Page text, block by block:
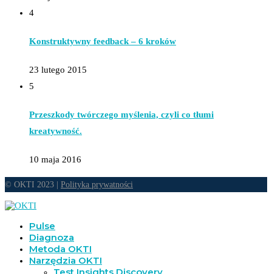
4
Konstruktywny feedback – 6 kroków
23 lutego 2015
5
Przeszkody twórczego myślenia, czyli co tłumi
kreatywność.
10 maja 2016
© OKTI 2023 | Polityka prywatności
Pulse
Diagnoza
Metoda OKTI
Narzędzia OKTI